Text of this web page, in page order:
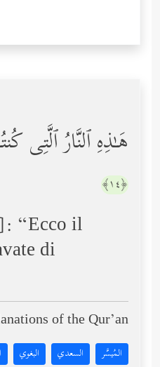
هَـٰذِهِ ٱلنَّارُ ٱلَّتِی
﴿١٤﴾
“Ecco il
di
of the Qur’an:
المُيسَّر السعدي البغوي